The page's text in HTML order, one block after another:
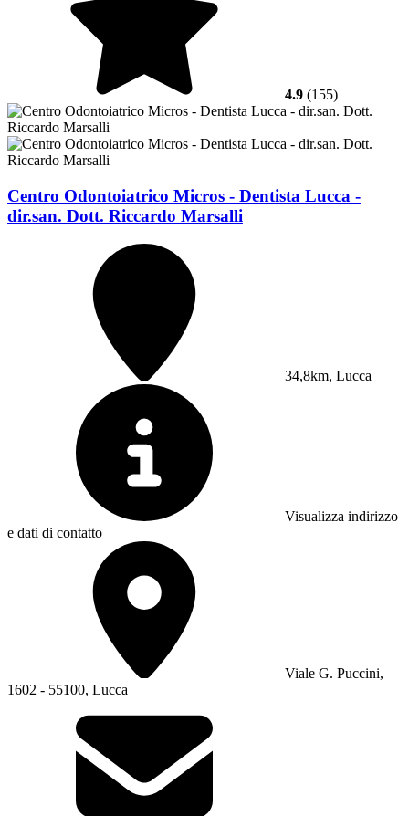
4.9 (155)
Centro Odontoiatrico Micros - Dentista Lucca -
dir.san. Dott. Riccardo Marsalli
34,8km, Lucca
Visualizza indirizzo
e dati di contatto
Viale G. Puccini,
1602 - 55100, Lucca